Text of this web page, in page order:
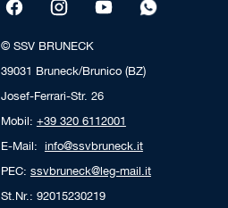
© SSV BRUNECK
39031 Bruneck/Brunico (BZ)
Josef-Ferrari-Str. 26
Mobil: +39 320 6112001
E-Mail: info@ssvbruneck.it
PEC: ssvbruneck@leg-mail.it
St.Nr.: 92015230219